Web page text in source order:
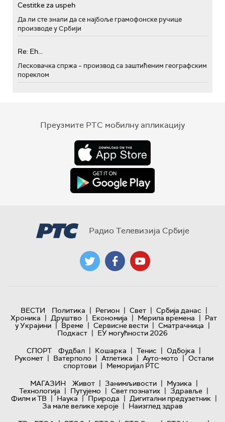
Cestitke za uspeh
Да ли сте знали да се најбоље грамофонске ручице
производе у Србији
Re: Eh...
Лесковачка спржа – производ са заштићеним географским
пореклом
Преузмите РТС мобилну апликацију
Радио Телевизија Србије
ВЕСТИ Политика | Регион | Свет | Србија данас |
Хроника | Друштво | Економија | Мерила времена | Рат
у Украјини | Време | Сервисне вести | Сматрачница |
Подкаст | ЕУ могућности 2026
СПОРТ
Фудбал | Кошарка | Тенис | Одбојка |
Рукомет | Ватерполо | Атлетика | Ауто-мото | Остали
спортови | Меморијал РТС
МАГАЗИН
Живот | Занимљивости | Музика |
Технологијa | Путујемо | Свет познатих | Здравље |
Филм и ТВ | Наука | Природа | Дигитални предузетник |
За мале велике хероје | Наизглед здрав